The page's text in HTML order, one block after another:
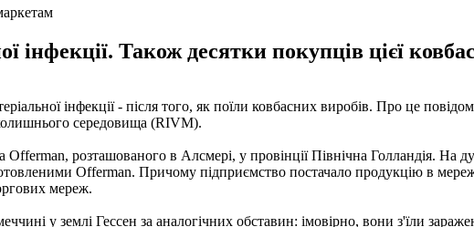
інфекції. Також десятки покупців цієї
інфекції - після того, як поїли ковбасних виробів. Про це
середовища (RIVM).
розташованого в Алсмері, у провінції Північна Голландія. На
Offerman. Причому підприємство постачало продукцію в
мереж.
у землі Гессен за аналогічних обставин: імовірно, вони з'їли